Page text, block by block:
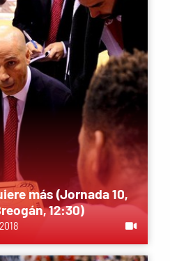
más (Jornada 10,
12:30)